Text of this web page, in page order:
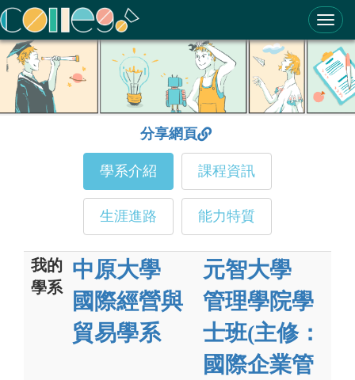
ColleGo! 大學選才與高中育才輔助系統
分享網頁
學系介紹 課程資訊
生涯進路 能力特質
我的
學系
中原大學
國際經營與
貿易學系
元智大學
管理學院學
士班(主修：
國際企業管